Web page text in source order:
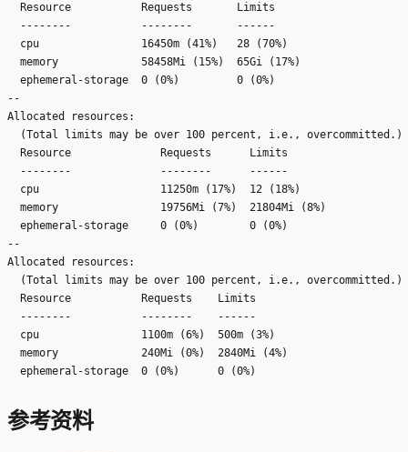
  Resource           Requests       Limits
  --------           --------       ------
  cpu                16450m (41%)   28 (70%)
  memory             58458Mi (15%)  65Gi (17%)
  ephemeral-storage  0 (0%)         0 (0%)
--
Allocated resources:
  (Total limits may be over 100 percent, i.e., overcommitted.)
  Resource              Requests      Limits
  --------              --------      ------
  cpu                   11250m (17%)  12 (18%)
  memory                19756Mi (7%)  21804Mi (8%)
  ephemeral-storage     0 (0%)        0 (0%)
--
Allocated resources:
  (Total limits may be over 100 percent, i.e., overcommitted.)
  Resource           Requests    Limits
  --------           --------    ------
  cpu                1100m (6%)  500m (3%)
  memory             240Mi (0%)  2840Mi (4%)
参考资料